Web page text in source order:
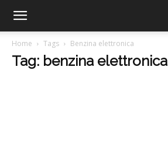
Home Tags Benzina elettronica
Tag: benzina elettronica